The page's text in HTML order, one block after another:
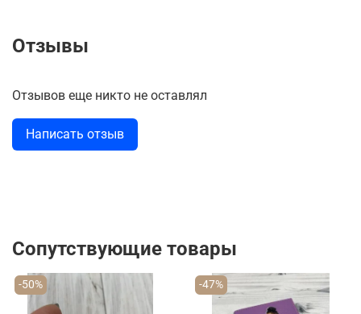
Отзывы
Отзывов еще никто не оставлял
Написать отзыв
Сопутствующие товары
-50% -47%